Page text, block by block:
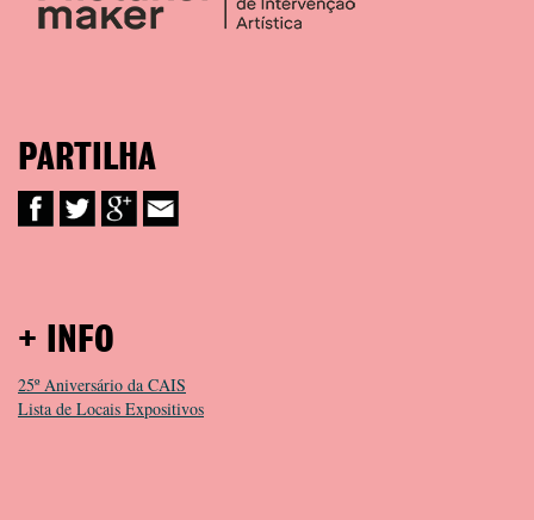
PARTILHA
+ INFO
25º Aniversário da CAIS
Lista de Locais Expositivos